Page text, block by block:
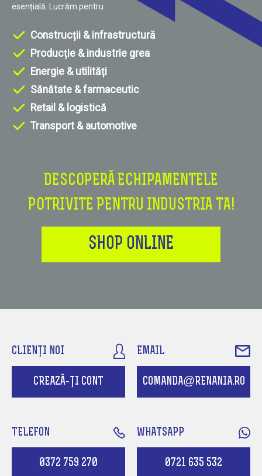
esențială. Lucrăm pentru:
Construcții & infrastructură
Producție & industrie grea
Energie & utilități
Sănătate & farmaceutic
Retail & logistică
Transport & automotive
DESCOPERĂ ECHIPAMENTELE
POTRIVITE PENTRU INDUSTRIA TA!
SHOP ONLINE
CLIENȚI NOI
CREAZĂ-ȚI CONT
EMAIL
COMANDA@RENANIA.RO
TELEFON
0372 759 270
WHATSAPP
0721 635 532